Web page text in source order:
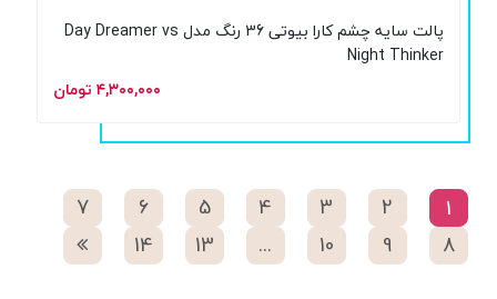
پالت سایه چشم کارا بیوتی 36 رنگ مدل Day Dreamer vs
Night Thinker
۴,۳۰۰,۰۰۰ تومان
1
2
3
4
5
6
7
8
9
10
...
13
14